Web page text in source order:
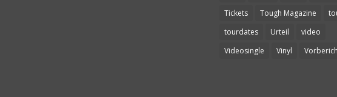
Tickets
Tough Magazine
tourdates
Urteil
video
Videosingle
Vinyl